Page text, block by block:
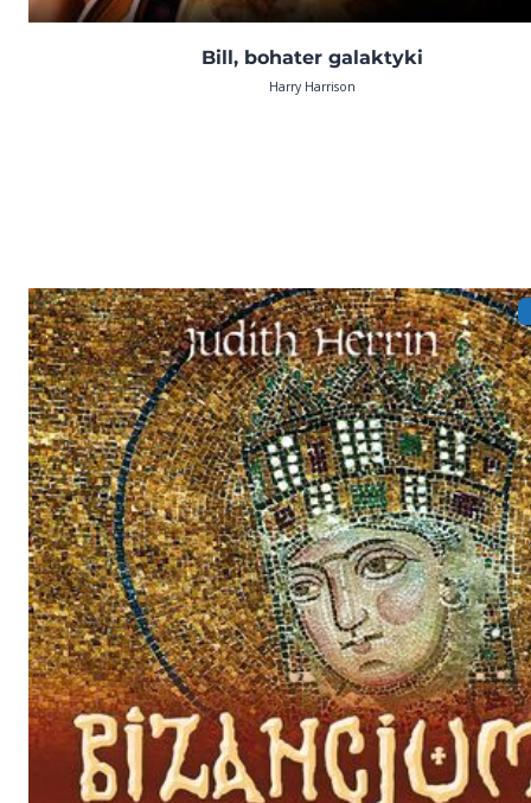
Bill, bohater galaktyki
Harry Harrison